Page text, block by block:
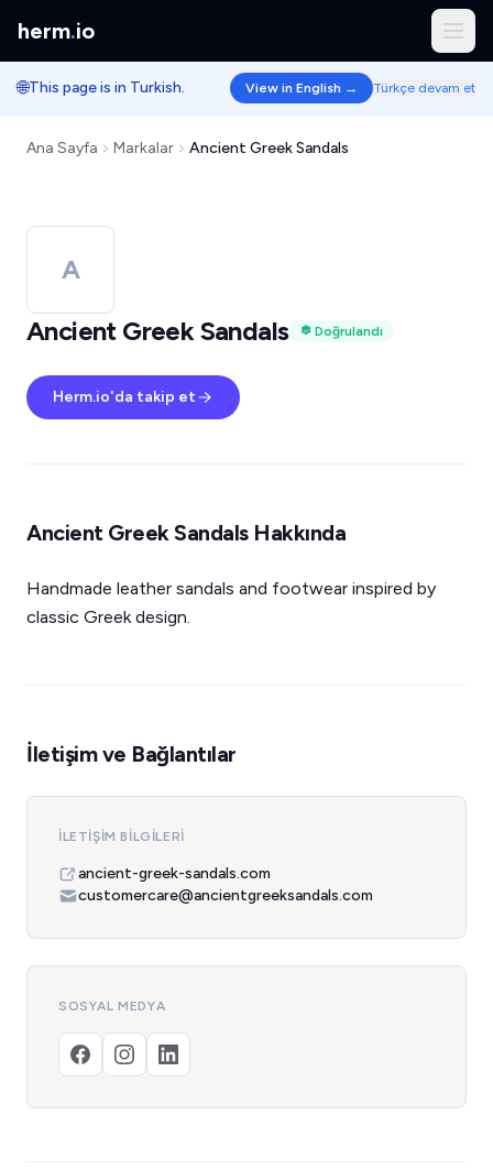
herm.io
🌐This page is in Turkish. View in English → Türkçe devam et
Ana Sayfa Markalar Ancient Greek Sandals
A
Ancient Greek Sandals
Doğrulandı
Herm.io'da takip et
Ancient Greek Sandals Hakkında
Handmade leather sandals and footwear inspired by
classic Greek design.
İletişim ve Bağlantılar
İLETIŞIM BILGILERI
ancient-greek-sandals.com
customercare@ancientgreeksandals.com
SOSYAL MEDYA